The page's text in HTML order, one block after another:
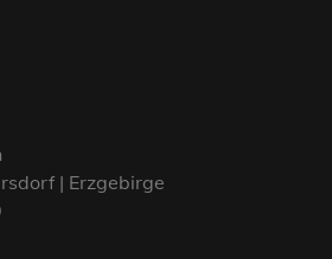
| Erzgebirge